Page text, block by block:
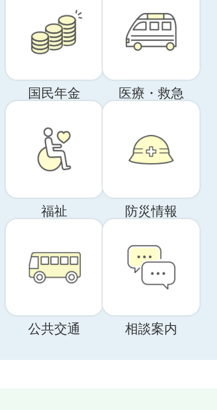
国民年金 医療・救急
福祉 防災情報
公共交通 相談案内